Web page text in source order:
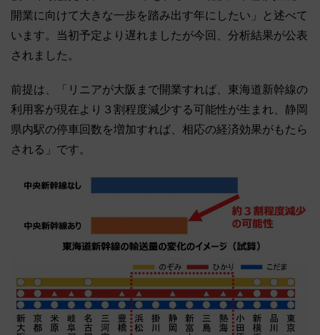
開業に向けて大きな一歩を踏み出す年にしたい」と述べて
います。当初予定より遅れましたが今回、分析結果が公表
されました。
前提は、「リニアが大阪まで開業すれば、東海道新幹線の
利用客が現在より３割程度減少する可能性が生まれ、静岡
県内駅の停車回数を増加すれば、相応の経済効果がもたら
される」です。